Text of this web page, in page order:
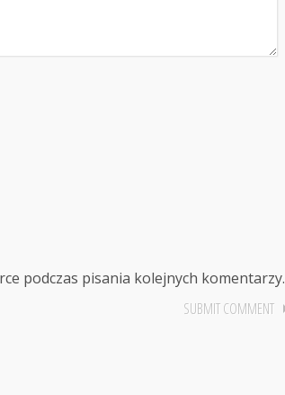
podczas pisania kolejnych komentarzy.